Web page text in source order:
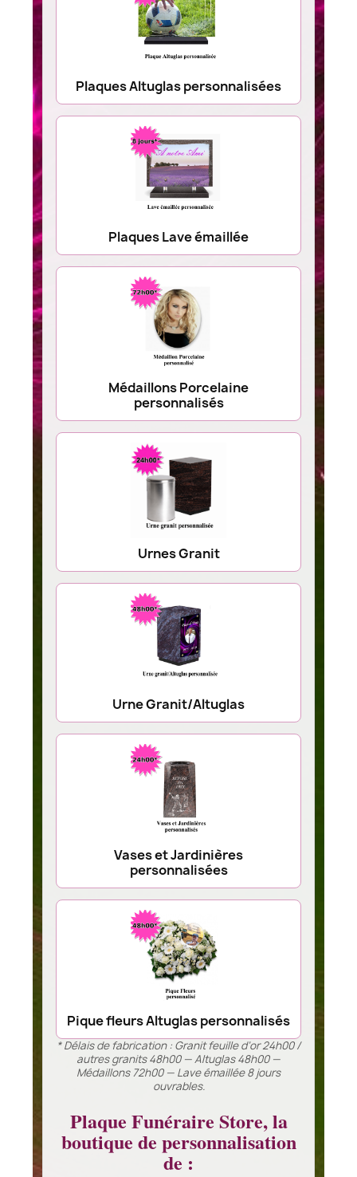
Plaques Altuglas personnalisées
Plaques Lave émaillée
Médaillons Porcelaine
personnalisés
Urnes Granit
Urne Granit/Altuglas
Vases et Jardinières
personnalisées
Pique fleurs Altuglas personnalisés
* Délais de fabrication : Granit feuille d’or 24h00 /
autres granits 48h00 — Altuglas 48h00 —
Médaillons 72h00 — Lave émaillée 8 jours
ouvrables.
Plaque Funéraire Store, la
boutique de personnalisation
de :